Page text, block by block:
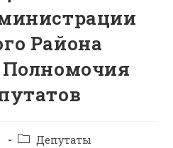
Района
Депутаты